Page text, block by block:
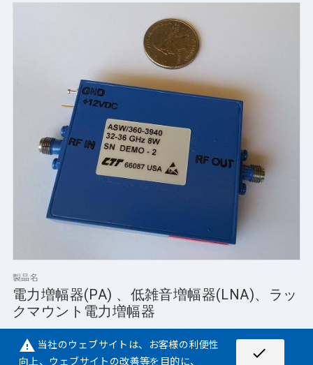
製品名
電力増幅器(PA) 、低雑音増幅器(LNA)、ラッ
クマウント電力増幅器
特徴
※高出力(最大 1kW)
warning 当社のウェブサイトは、お客様の利便性
向上、ウェブサイトの改善等を目的に、
check